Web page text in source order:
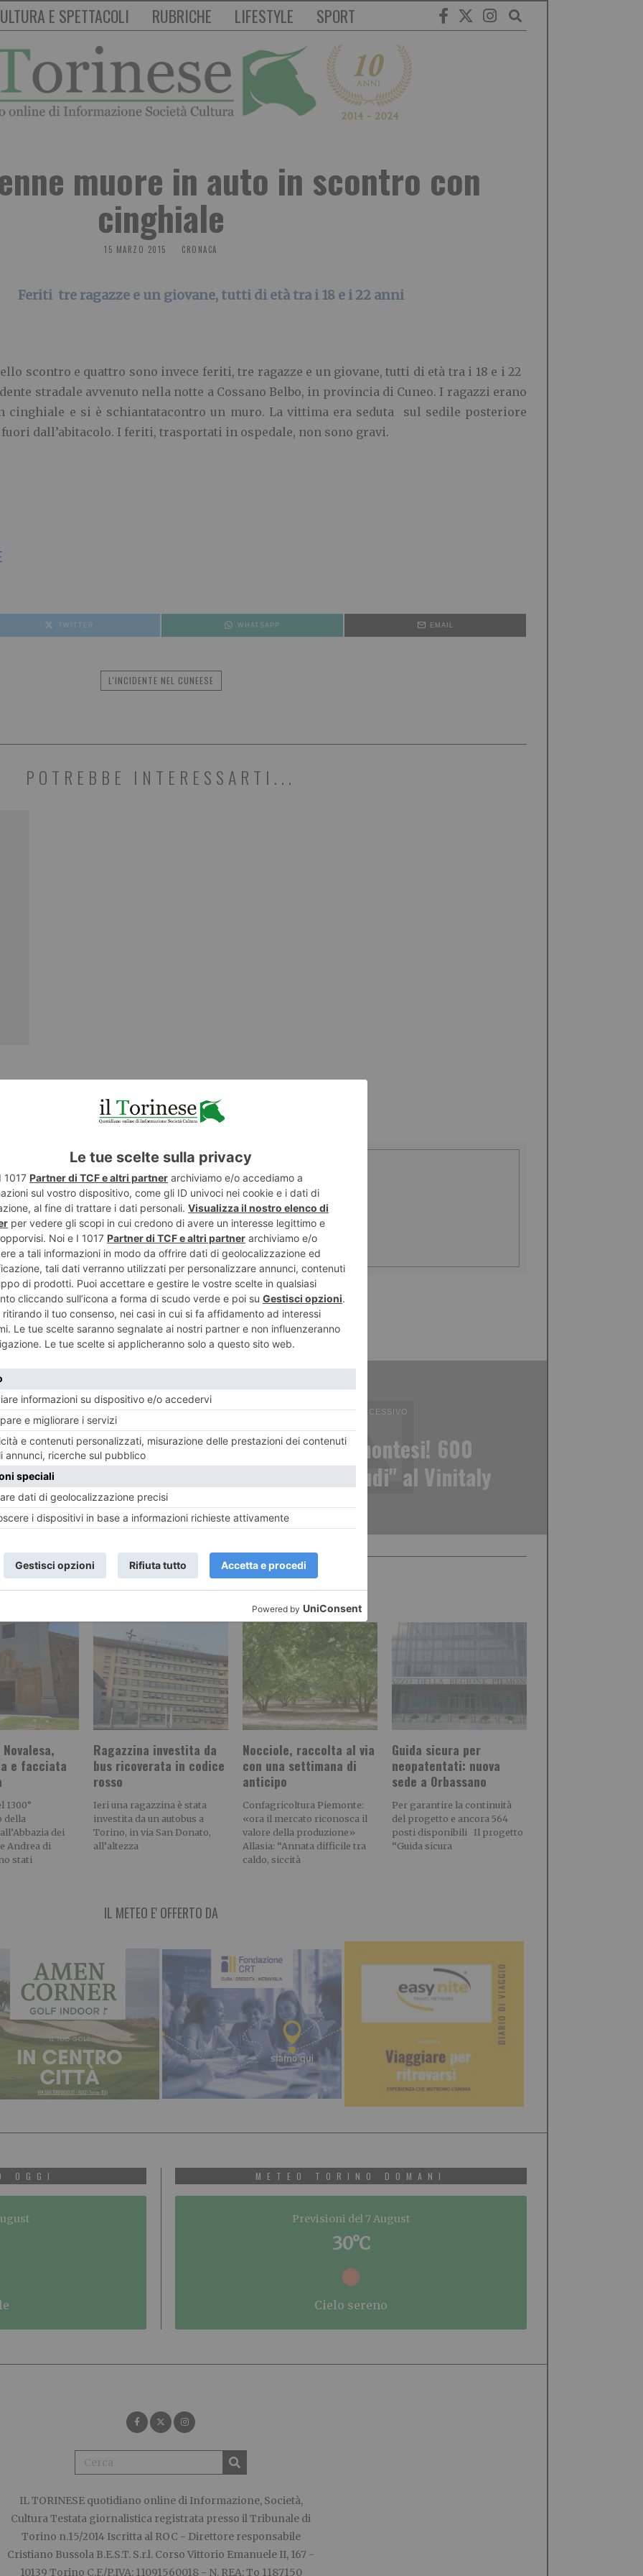
E SPETTACOLI RUBRICHE LIFESTYLE SPORT
muore in auto in scontro con
cinghiale
15 MARZO 2015 CRONACA
Feriti tre ragazze e un giovane, tutti di età tra i 18 e i 22 anni
scontro e quattro sono invece feriti, tre ragazze e un giovane, tutti di età tra i 18 e i 22
stradale avvenuto nella notte a Cossano Belbo, in provincia di Cuneo. I ragazzi erano
cinghiale e si è schiantatacontro un muro. La vittima era seduta sul sedile posteriore
fuori dall’abitacolo. I feriti, trasportati in ospedale, non sono gravi.
TWITTER WHATSAPP EMAIL
L'INCIDENTE NEL CUNEESE
POTREBBE INTERESSARTI...
POST RECENTI
delle
ARTICOLO SUCCESSIVO
Arrivano i piemontesi! 600
produttori "sabaudi" al Vinitaly
RECENTI:
e facciata
1300°
della
dei
Andrea di
stati
Ragazzina investita da
bus ricoverata in codice
rosso
Ieri una ragazzina è stata
investita da un autobus a
Torino, in via San Donato,
all’altezza
Nocciole, raccolta al via
con una settimana di
anticipo
Confagricoltura Piemonte:
«ora il mercato riconosca il
valore della produzione»
Allasia: “Annata difficile tra
caldo, siccità
Guida sicura per
neopatentati: nuova
sede a Orbassano
Per garantire la continuità
del progetto e ancora 564
posti disponibili Il progetto
“Guida sicura
IL METEO E' OFFERTO DA
OGGI METEO TORINO DOMANI
Previsioni del 7 August
30°C
cielo sereno
IL TORINESEquotidiano online di Informazione, Società,
Cultura Testata giornalistica registrata presso il Tribunale di
Torino n.15/2014 Iscritta al ROC - Direttore responsabile
Cristiano Bussola B.E.S.T. S.r.l. Corso Vittorio Emanuele II, 167 -
10139 Torino C.F./P.IVA: 11091560018 - N. REA: To 1187150